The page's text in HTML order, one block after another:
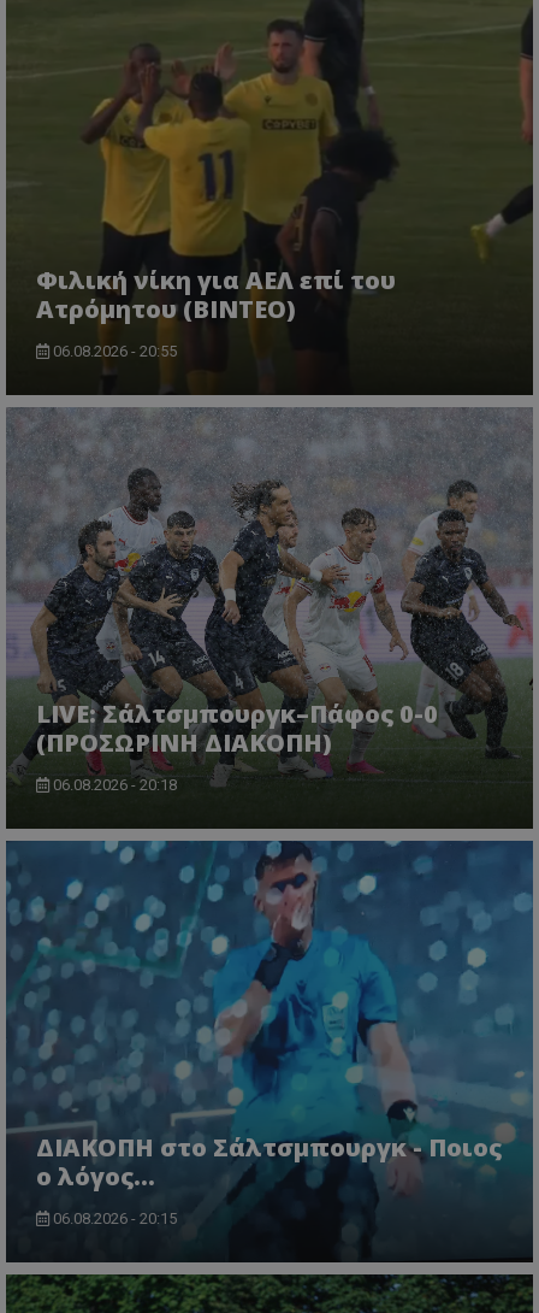
Φιλική νίκη για ΑΕΛ επί του
Ατρόμητου (BINTEO)
06.08.2026 - 20:55
LIVE: Σάλτσμπουργκ–Πάφος 0-0
(ΠΡΟΣΩΡΙΝΗ ΔΙΑΚΟΠΗ)
06.08.2026 - 20:18
ΔΙΑΚΟΠΗ στο Σάλτσμπουργκ - Ποιος
ο λόγος...
06.08.2026 - 20:15